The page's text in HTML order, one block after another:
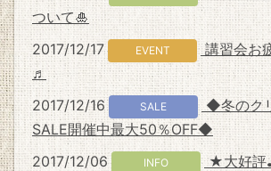
ついて🎍
2017/12/17
EVENT
講習会お
♬
2017/12/16
SALE
◆冬のク
SALE開催中最大50％OFF◆
2017/12/06
INFO
★大好評